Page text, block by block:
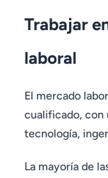
Trabajar
laboral
El mercado
cualificado, con
tecnología,
La mayoría de